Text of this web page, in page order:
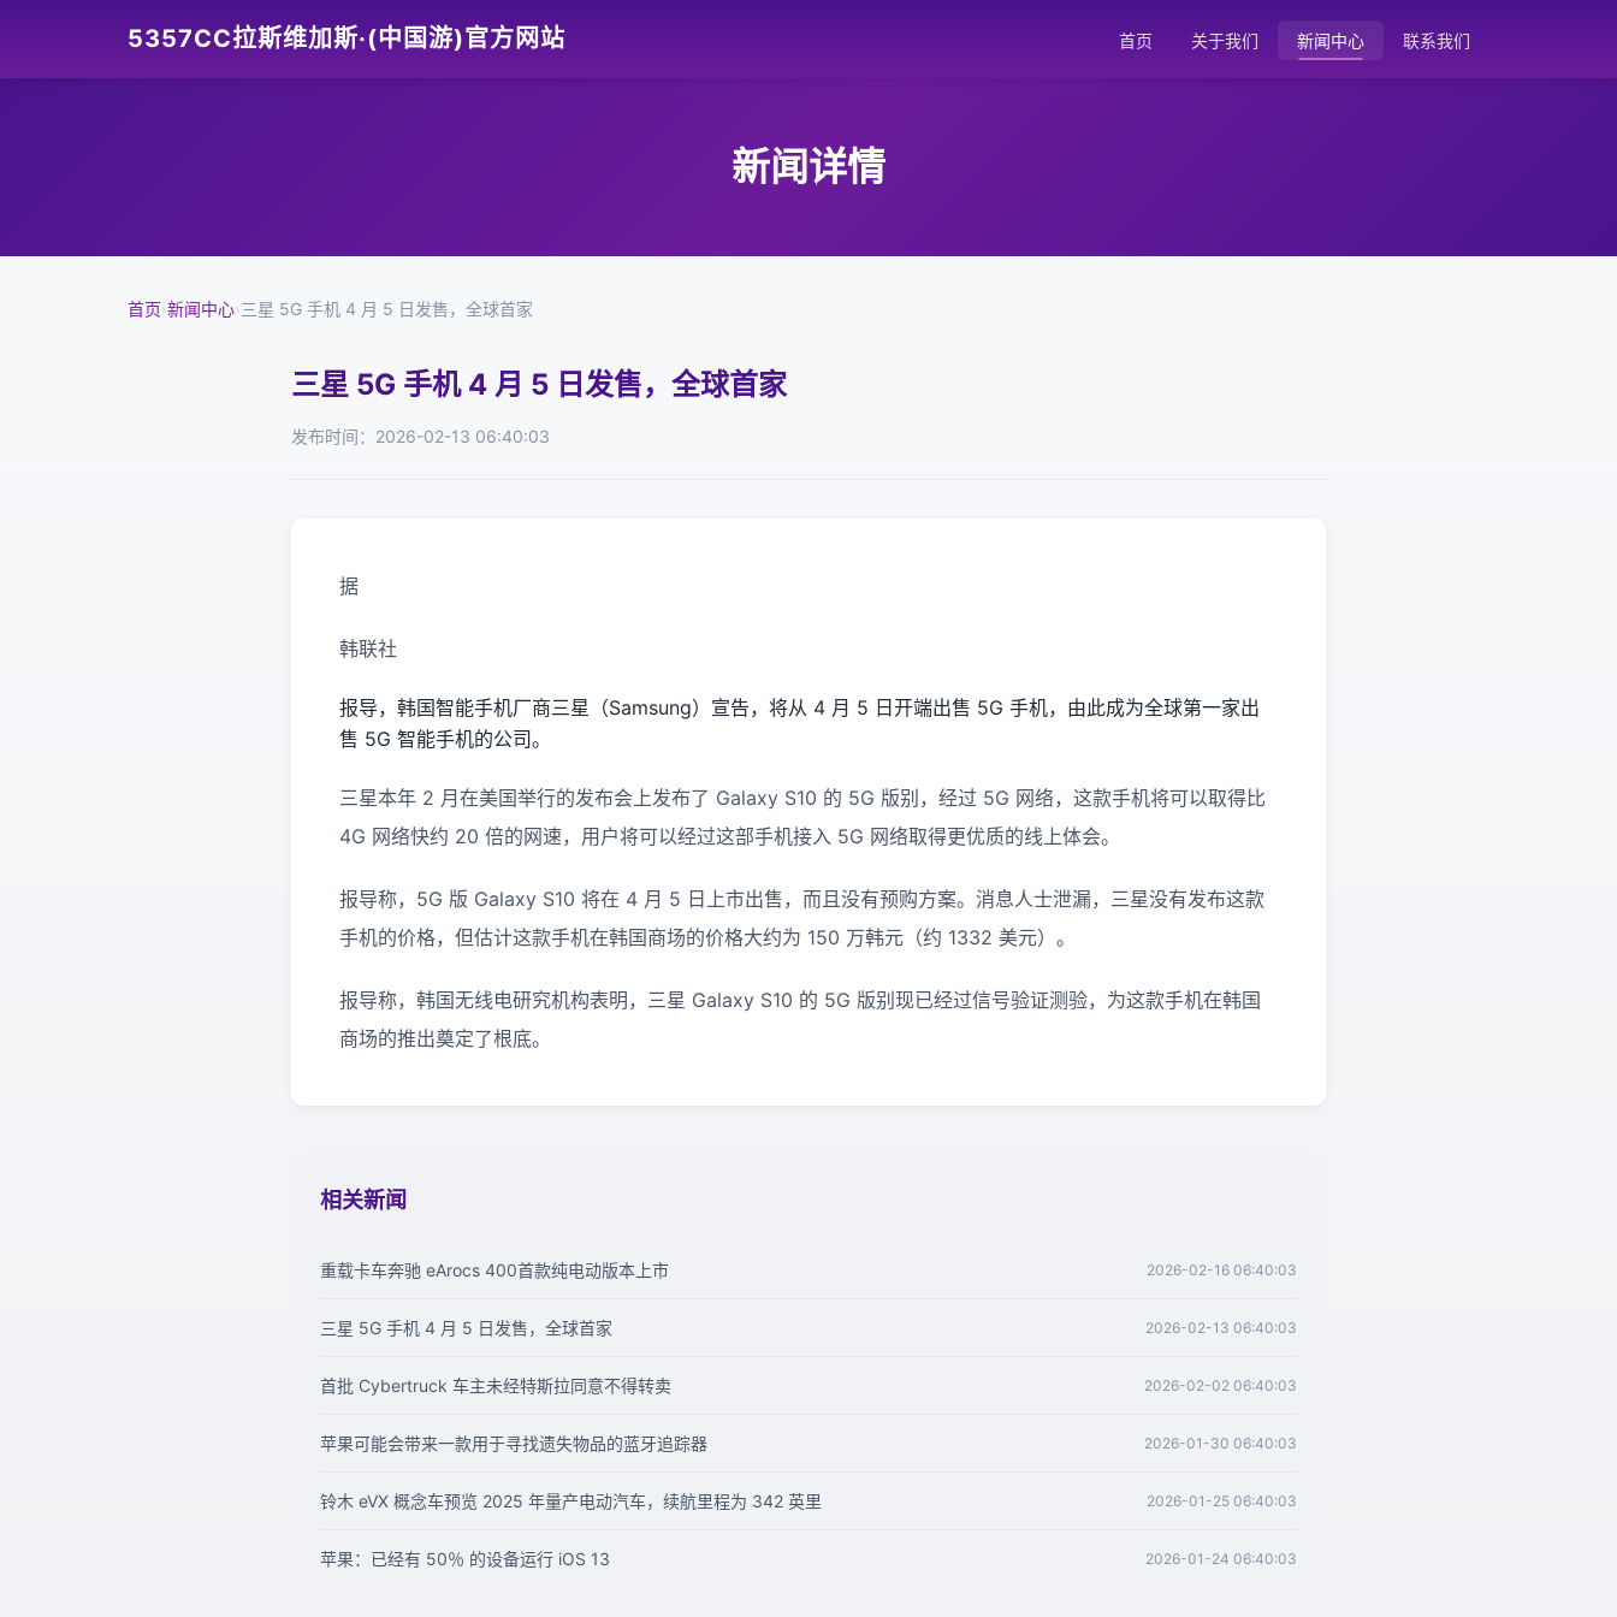
5357CC拉斯维加斯·(中国游)官方网站 首页 关于我们 新闻中心 联系我们
新闻详情
首页›新闻中心›三星 5G 手机 4 月 5 日发售，全球首家
三星 5G 手机 4 月 5 日发售，全球首家
发布时间：2026-02-13 06:40:03
据
韩联社
报导，韩国智能手机厂商三星（Samsung）宣告，将从 4 月 5 日开端出售 5G 手机，由此成为全球第一家出
售 5G 智能手机的公司。
三星本年 2 月在美国举行的发布会上发布了 Galaxy S10 的 5G 版别，经过 5G 网络，这款手机将可以取得比
4G 网络快约 20 倍的网速，用户将可以经过这部手机接入 5G 网络取得更优质的线上体会。
报导称，5G 版 Galaxy S10 将在 4 月 5 日上市出售，而且没有预购方案。消息人士泄漏，三星没有发布这款
手机的价格，但估计这款手机在韩国商场的价格大约为 150 万韩元（约 1332 美元）。
报导称，韩国无线电研究机构表明，三星 Galaxy S10 的 5G 版别现已经过信号验证测验，为这款手机在韩国
商场的推出奠定了根底。
相关新闻
重载卡车奔驰 eArocs 400首款纯电动版本上市 2026-02-16 06:40:03
三星 5G 手机 4 月 5 日发售，全球首家 2026-02-13 06:40:03
首批 Cyber​​truck 车主未经特斯拉同意不得转卖 2026-02-02 06:40:03
苹果可能会带来一款用于寻找遗失物品的蓝牙追踪器 2026-01-30 06:40:03
铃木 eVX 概念车预览 2025 年量产电动汽车，续航里程为 342 英里 2026-01-25 06:40:03
苹果：已经有 50％ 的设备运行 iOS 13 2026-01-24 06:40:03